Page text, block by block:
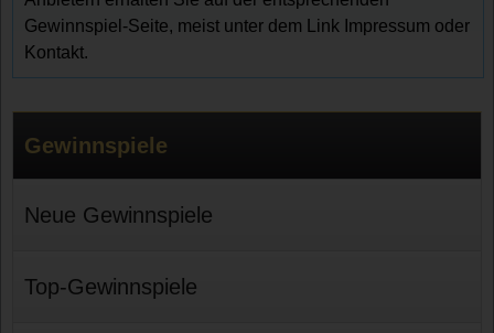
Gewinnspiel-Seite, meist unter dem Link Impressum oder
Kontakt.
Gewinnspiele
Neue Gewinnspiele
Top-Gewinnspiele